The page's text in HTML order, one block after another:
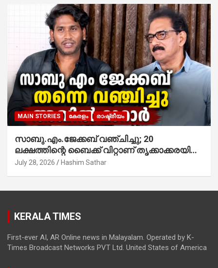
MAIN STORIES കേരളം രാഷ്ട്രീയം
സാബു.എം.ജേക്കബ് വഞ്ചിച്ചു; 20
ലക്ഷത്തിന്റെ ബൈക്ക് വിറ്റാണ് തൃക്കാക്കരയില്‍
മത്സരിച്ചത്! പ്രചാരണത്തിന് രണ്ടേ രണ്ടുപേര്‍
അഖില്‍ മാരാര്‍ ട്വന്റി 20 വിട്ടു
July 28, 2026 Hashim Sathar
KERALA TIMES
First-ever AI, AR Online news in Malayalam. Operated by K-
Times Broadcast Networks PVT Ltd. United States of America